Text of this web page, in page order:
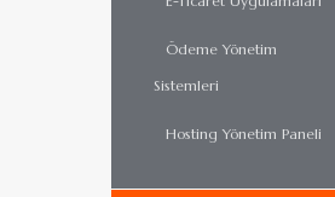
Ödeme Yönetim
Sistemleri
Hosting Yönetim Paneli